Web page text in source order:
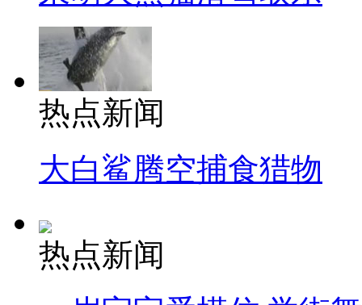
热点新闻
大白鲨腾空捕食猎物
热点新闻